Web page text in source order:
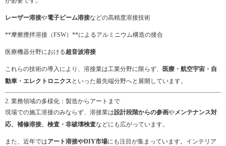
レーザー溶接や電子ビーム溶接などの高精度溶接技術
**摩擦攪拌溶接（FSW）**によるアルミニウム構造の接合
医療機器分野における超音波溶接
これらの技術の導入により、溶接業は工業分野に限らず、
医療・航空宇宙・自
動車・エレクトロニクス といった最先端分野へと展開しています。
2. 業務領域の多様化：製造からアートまで
現場での施工溶接のみならず、溶接業は設計段階からの参画やメンテナンス対
応、補修溶接、検査・非破壊検査などにも広がっています。
また、近年ではアート溶接やDIY市場にも注目が集まっています。インテリア